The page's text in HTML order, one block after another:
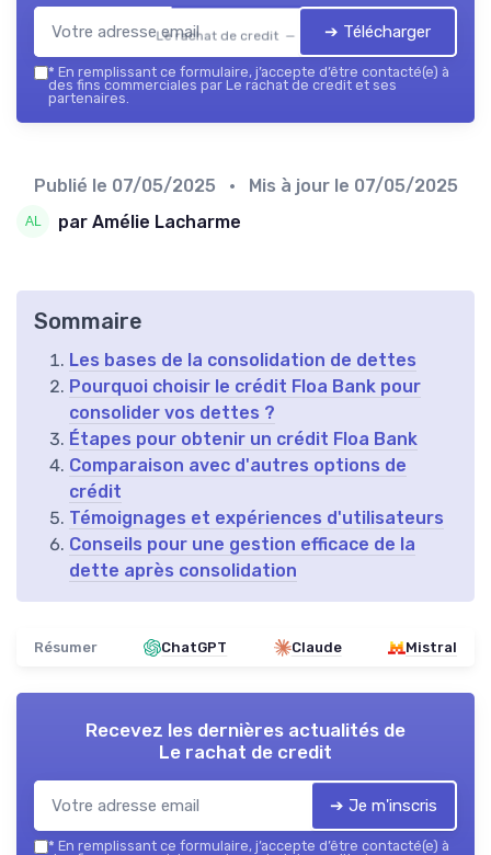
Le rachat de credit — 2026➔ Télécharger
* En remplissant ce formulaire, j’accepte d’être contacté(e) à
des fins commerciales par Le rachat de credit et ses
partenaires.
Publié le 07/05/2025 • Mis à jour le 07/05/2025
par Amélie Lacharme
Sommaire
Les bases de la consolidation de dettes
Pourquoi choisir le crédit Floa Bank pour
consolider vos dettes ?
Étapes pour obtenir un crédit Floa Bank
Comparaison avec d'autres options de
crédit
Témoignages et expériences d'utilisateurs
Conseils pour une gestion efficace de la
dette après consolidation
Résumer ChatGPT Claude Mistral
Recevez les dernières actualités de
Le rachat de credit
➔ Je m'inscris
* En remplissant ce formulaire, j’accepte d’être contacté(e) à